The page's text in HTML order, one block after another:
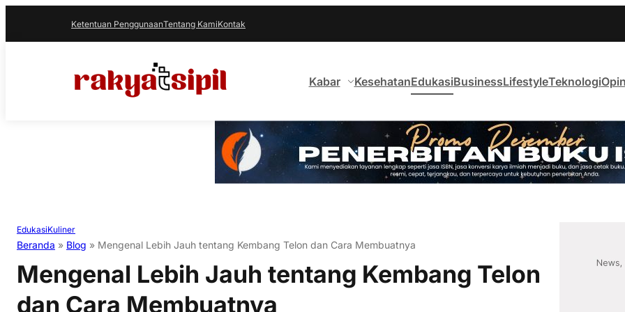
Ketentuan PenggunaanTentang KamiKontak
Kabar KesehatanEdukasiBusinessLifestyleTeknologi
EdukasiKuliner
Beranda » Blog » Mengenal Lebih Jauh tentang Kembang Telon dan Cara Membuatnya
Mengenal Lebih Jauh tentang Kembang Telon
dan Cara Membuatnya